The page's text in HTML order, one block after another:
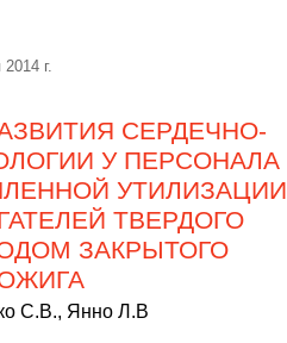
г.
СЕРДЕЧНО-
У ПЕРСОНАЛА
УТИЛИЗАЦИИ
ТВЕРДОГО
ЗАКРЫТОГО
С.В., Янно Л.В